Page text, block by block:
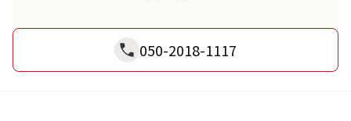
050-2018-1117